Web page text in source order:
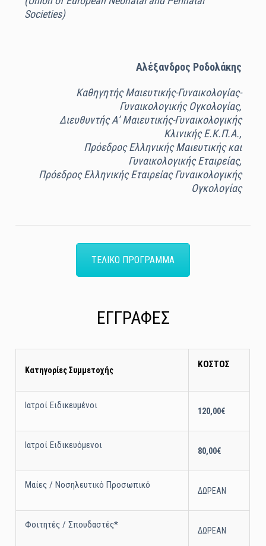
Societies)
Αλέξανδρος Ροδολάκης
Καθηγητής Μαιευτικής-Γυναικολογίας-
Γυναικολογικής Ογκολογίας,
Διευθυντής Α’ Μαιευτικής-Γυναικολογικής
Κλινικής Ε.Κ.Π.Α.,
Πρόεδρος Ελληνικής Μαιευτικής και
Γυναικολογικής Εταιρείας,
Πρόεδρος Ελληνικής Εταιρείας Γυναικολογικής
Ογκολογίας
ΤΕΛΙΚΟ ΠΡΟΓΡΑΜΜΑ
ΕΓΓΡΑΦΕΣ
Κατηγορίες Συμμετοχής
ΚΟΣΤΟΣ
Ιατροί Ειδικευμένοι
120,00€
Ιατροί Ειδικευόμενοι
80,00€
Μαίες / Νοσηλευτικό Προσωπικό
ΔΩΡΕΑΝ
Φοιτητές / Σπουδαστές*
ΔΩΡΕΑΝ